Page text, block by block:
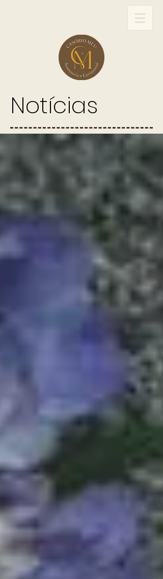
Notícias